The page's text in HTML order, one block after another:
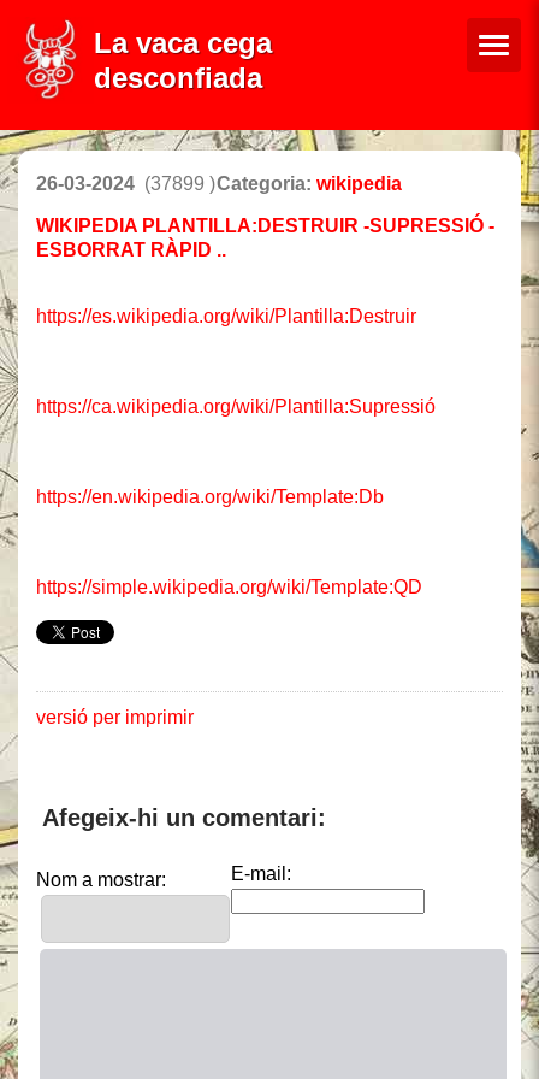
La vaca cega
desconfiada
26-03-2024 (37899 )Categoria: wikipedia
WIKIPEDIA PLANTILLA:DESTRUIR -SUPRESSIÓ -
ESBORRAT RÀPID ..
https://es.wikipedia.org/wiki/Plantilla:Destruir
https://ca.wikipedia.org/wiki/Plantilla:Supressió
https://en.wikipedia.org/wiki/Template:Db
https://simple.wikipedia.org/wiki/Template:QD
versió per imprimir
Afegeix-hi un comentari:
Nom a mostrar: E-mail: